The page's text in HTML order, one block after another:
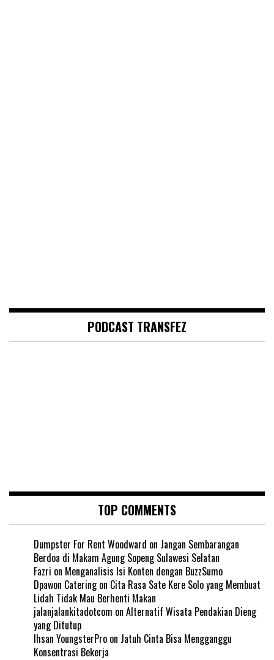
PODCAST TRANSFEZ
TOP COMMENTS
Dumpster For Rent Woodward on Jangan Sembarangan
Berdoa di Makam Agung Sopeng Sulawesi Selatan
Fazri on Menganalisis Isi Konten dengan BuzzSumo
Dpawon Cateringon Cita Rasa Sate Kere Solo yang Membuat
Lidah Tidak Mau Berhenti Makan
jalanjalankitadotcom on Alternatif Wisata Pendakian Dieng
yang Ditutup
Ihsan YoungsterPro on Jatuh Cinta Bisa Mengganggu
Konsentrasi Bekerja